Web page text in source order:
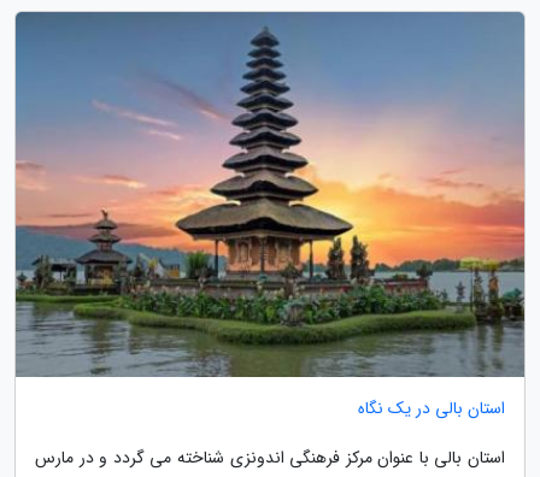
استان بالی در یک نگاه
استان بالی با عنوان مرکز فرهنگی اندونزی شناخته می گردد و در مارس